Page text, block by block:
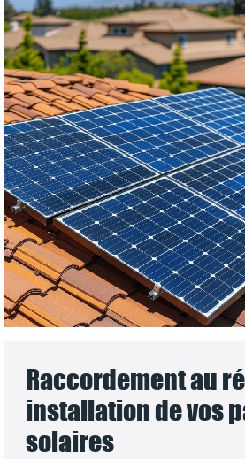
Raccordement au
installation de vos
solaires